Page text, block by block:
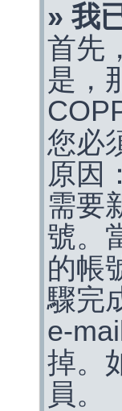
» 我
首先
是，
您必
原因
需要
號。
的帳
驟完
e-
掉。
員。